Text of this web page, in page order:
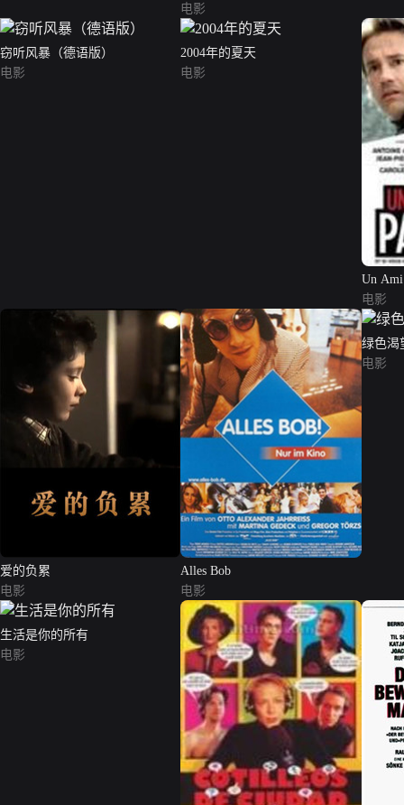
电影
窃听风暴（德语版）
电影
2004年的夏天
电影
Un
电影
爱的负累
电影
Alles Bob
电影
绿色渴
电影
生活是你的所有
电影